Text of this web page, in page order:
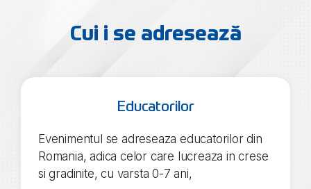
Cui i se adresează
Educatorilor
Evenimentul se adreseaza educatorilor din
Romania, adica celor care lucreaza in crese
si gradinite, cu varsta 0-7 ani,